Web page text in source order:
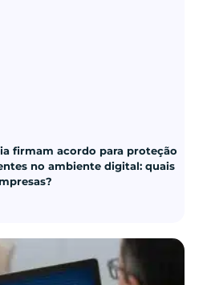
firmam acordo para proteção
no ambiente digital: quais